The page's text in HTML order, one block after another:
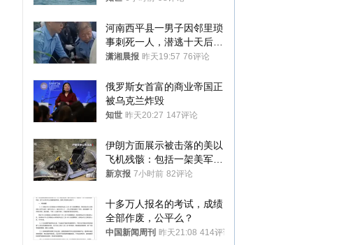
河南西平县一男子因邻里琐
事刺死一人，潜逃十天后在
十多公里外一片玉米地里落
潇湘晨报 昨天19:57 76评论
俄罗斯女首富的商业帝国正
被乌克兰炸毁
知世 昨天20:27 147评论
伊朗方面展示被击落的美以
飞机残骸：包括一架美军F-
15战斗机残骸以及多架无人
新京报 7小时前 82评论
十多万人报名的考试，成绩
全部作废，公平么？
中国新闻周刊 昨天21:08 414评论